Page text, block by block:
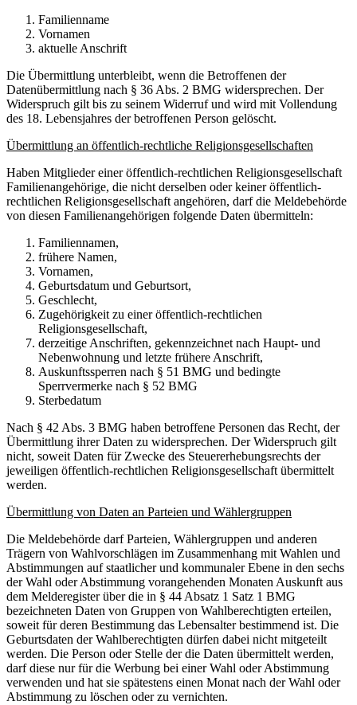
Familienname
Vornamen
aktuelle Anschrift
Die Übermittlung unterbleibt, wenn die Betroffenen der
Datenübermittlung nach § 36 Abs. 2 BMG widersprechen. Der
Widerspruch gilt bis zu seinem Widerruf und wird mit Vollendung
des 18. Lebensjahres der betroffenen Person gelöscht.
Übermittlung an öffentlich-rechtliche Religionsgesellschaften
Haben Mitglieder einer öffentlich-rechtlichen Religionsgesellschaft
Familienangehörige, die nicht derselben oder keiner öffentlich-
rechtlichen Religionsgesellschaft angehören, darf die Meldebehörde
von diesen Familienangehörigen folgende Daten übermitteln:
Familiennamen,
frühere Namen,
Vornamen,
Geburtsdatum und Geburtsort,
Geschlecht,
Zugehörigkeit zu einer öffentlich-rechtlichen
Religionsgesellschaft,
derzeitige Anschriften, gekennzeichnet nach Haupt- und
Nebenwohnung und letzte frühere Anschrift,
Auskunftssperren nach § 51 BMG und bedingte
Sperrvermerke nach § 52 BMG
Sterbedatum
Nach § 42 Abs. 3 BMG haben betroffene Personen das Recht, der
Übermittlung ihrer Daten zu widersprechen. Der Widerspruch gilt
nicht, soweit Daten für Zwecke des Steuererhebungsrechts der
jeweiligen öffentlich-rechtlichen Religionsgesellschaft übermittelt
werden.
Übermittlung von Daten an Parteien und Wählergruppen
Die Meldebehörde darf Parteien, Wählergruppen und anderen
Trägern von Wahlvorschlägen im Zusammenhang mit Wahlen und
Abstimmungen auf staatlicher und kommunaler Ebene in den sechs
der Wahl oder Abstimmung vorangehenden Monaten Auskunft aus
dem Melderegister über die in § 44 Absatz 1 Satz 1 BMG
bezeichneten Daten von Gruppen von Wahlberechtigten erteilen,
soweit für deren Bestimmung das Lebensalter bestimmend ist. Die
Geburtsdaten der Wahlberechtigten dürfen dabei nicht mitgeteilt
werden. Die Person oder Stelle der die Daten übermittelt werden,
darf diese nur für die Werbung bei einer Wahl oder Abstimmung
verwenden und hat sie spätestens einen Monat nach der Wahl oder
Abstimmung zu löschen oder zu vernichten.